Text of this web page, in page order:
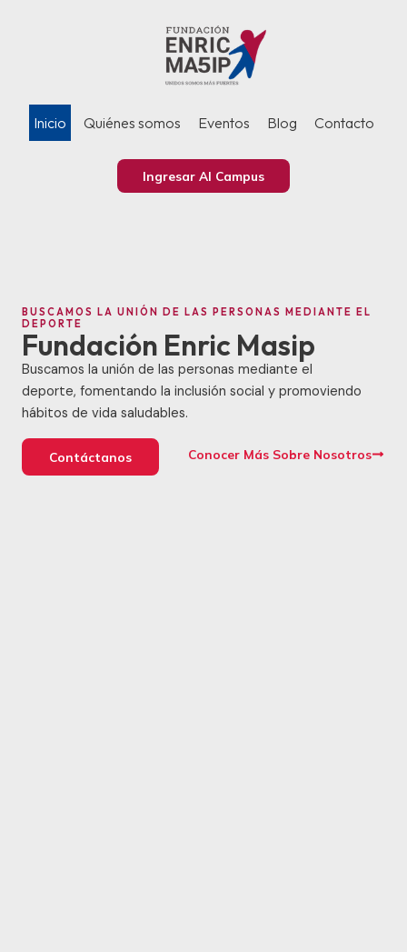
Inicio Quiénes somos Eventos Blog Contacto
Ingresar Al Campus
BUSCAMOS LA UNIÓN DE LAS PERSONAS MEDIANTE EL
DEPORTE
Fundación Enric Masip
Buscamos la unión de las personas mediante el
deporte, fomentando la inclusión social y promoviendo
hábitos de vida saludables.
Contáctanos Conocer Más Sobre Nosotros